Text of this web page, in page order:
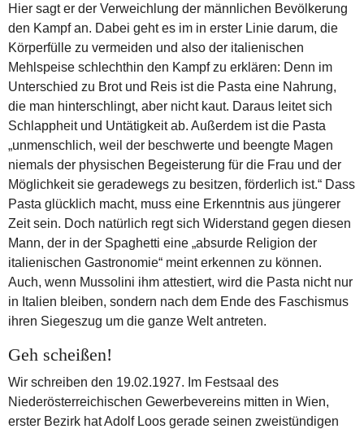
Hier sagt er der Verweichlung der männlichen Bevölkerung
den Kampf an. Dabei geht es im in erster Linie darum, die
Körperfülle zu vermeiden und also der italienischen
Mehlspeise schlechthin den Kampf zu erklären: Denn im
Unterschied zu Brot und Reis ist die Pasta eine Nahrung,
die man hinterschlingt, aber nicht kaut. Daraus leitet sich
Schlappheit und Untätigkeit ab. Außerdem ist die Pasta
„unmenschlich, weil der beschwerte und beengte Magen
niemals der physischen Begeisterung für die Frau und der
Möglichkeit sie geradewegs zu besitzen, förderlich ist.“ Dass
Pasta glücklich macht, muss eine Erkenntnis aus jüngerer
Zeit sein. Doch natürlich regt sich Widerstand gegen diesen
Mann, der in der Spaghetti eine „absurde Religion der
italienischen Gastronomie“ meint erkennen zu können.
Auch, wenn Mussolini ihm attestiert, wird die Pasta nicht nur
in Italien bleiben, sondern nach dem Ende des Faschismus
ihren Siegeszug um die ganze Welt antreten.
Geh scheißen!
Wir schreiben den 19.02.1927. Im Festsaal des
Niederösterreichischen Gewerbevereins mitten in Wien,
erster Bezirk hat Adolf Loos gerade seinen zweistündigen